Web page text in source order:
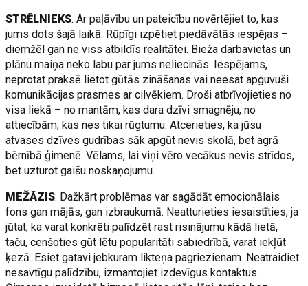
STRĒLNIEKS. Ar paļāvību un pateicību novērtējiet to, kas
jums dots šajā laikā. Rūpīgi izpētiet piedāvātās iespējas –
diemžēl gan ne viss atbildīs realitātei. Bieža darbavietas un
plānu maiņa neko labu par jums neliecinās. Iespējams,
neprotat praksē lietot gūtās zināšanas vai neesat apguvuši
komunikācijas prasmes ar cilvēkiem. Droši atbrīvojieties no
visa liekā – no mantām, kas dara dzīvi smagnēju, no
attiecībām, kas nes tikai rūgtumu. Atcerieties, ka jūsu
atvases dzīves gudrības sāk apgūt nevis skolā, bet agrā
bērnībā ģimenē. Vēlams, lai viņi vēro vecākus nevis strīdos,
bet uzturot gaišu noskaņojumu.
MEŽĀZIS. Dažkārt problēmas var sagādāt emocionālais
fons gan mājās, gan izbraukumā. Neatturieties iesaistīties, ja
jūtat, ka varat konkrēti palīdzēt rast risinājumu kādā lietā,
taču, cenšoties gūt lētu popularitāti sabiedrībā, varat iekļūt
ķezā. Esiet gatavi jebkuram likteņa pagriezienam. Neatraidiet
nesavtīgu palīdzību, izmantojiet izdevīgus kontaktus.